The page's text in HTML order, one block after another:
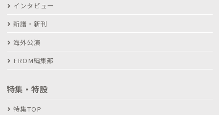
インタビュー
新譜・新刊
海外公演
FROM編集部
特集・特設
特集TOP